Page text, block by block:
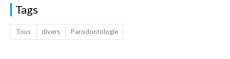
Tags
Tous divers Parodontologie